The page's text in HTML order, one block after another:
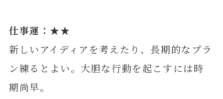
仕事運：★★
新しいアイディアを考えたり、長期的なプラ
ン練るとよい。大胆な行動を起こすには時
期尚早。